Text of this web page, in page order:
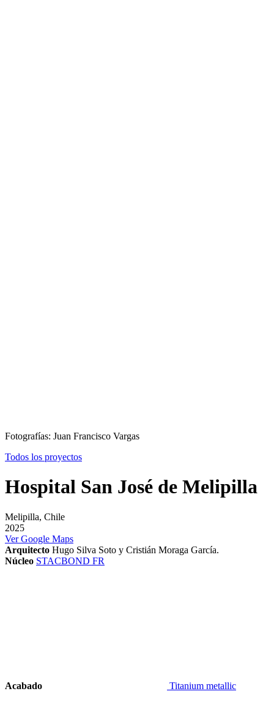
Fotografías: Juan Francisco Vargas
Todos los proyectos
Hospital San José de Melipilla
Melipilla, Chile
2025
Ver Google Maps
Arquitecto Hugo Silva Soto y Cristián Moraga García.
Núcleo STACBOND FR
Acabado Titanium metallic